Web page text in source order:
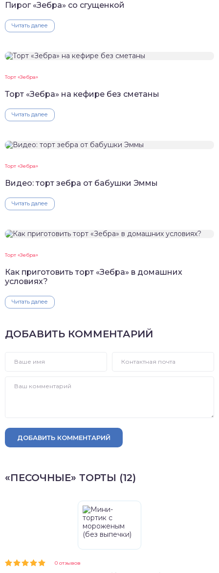
Пирог «Зебра» со сгущенкой
Читать далее
Торт «Зебра»
Торт «Зебра» на кефире без сметаны
Читать далее
Торт «Зебра»
Видео: торт зебра от бабушки Эммы
Читать далее
Торт «Зебра»
Как приготовить торт «Зебра» в домашних
условиях?
Читать далее
ДОБАВИТЬ КОММЕНТАРИЙ
ДОБАВИТЬ КОММЕНТАРИЙ
«ПЕСОЧНЫЕ» ТОРТЫ (12)
0 отзывов